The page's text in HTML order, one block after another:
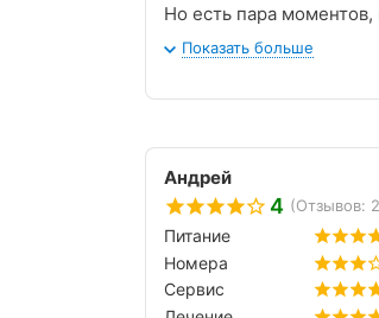
Но есть пара
время завтрака. Я
вторых, следует
(два разных
Показать больше
Андрей
4 (Отзывов:
Питание
Номера
Сервис